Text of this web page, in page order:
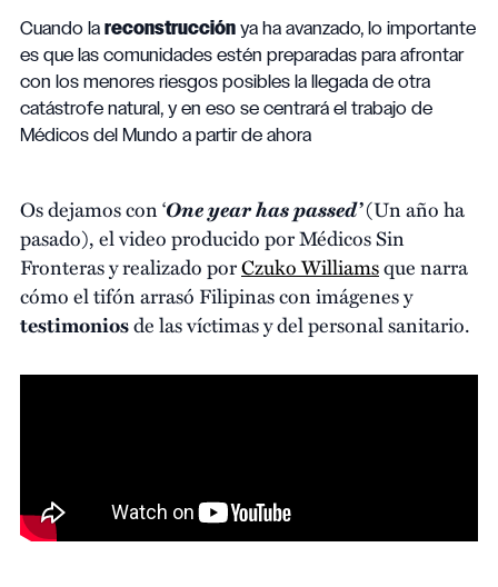
Cuando la reconstrucción ya ha avanzado, lo importante
es que las comunidades estén preparadas para afrontar
con los menores riesgos posibles la llegada de otra
catástrofe natural, y en eso se centrará el trabajo de
Médicos del Mundo a partir de ahora
Os dejamos con ‘One year has passed’(Un año ha
pasado), el video producido por Médicos Sin
Fronteras y realizado porCzuko Williamsque narra
cómo el tifón arrasó Filipinas con imágenes y
testimoniosde las víctimas y del personal sanitario.